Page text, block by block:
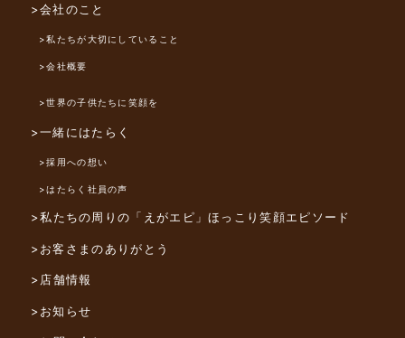
>会社のこと
>私たちが大切にしていること
>会社概要
>世界の子供たちに笑顔を
>一緒にはたらく
>採用への想い
>はたらく社員の声
>私たちの周りの「えがエピ」ほっこり笑顔エピソード
>お客さまのありがとう
>店舗情報
>お知らせ